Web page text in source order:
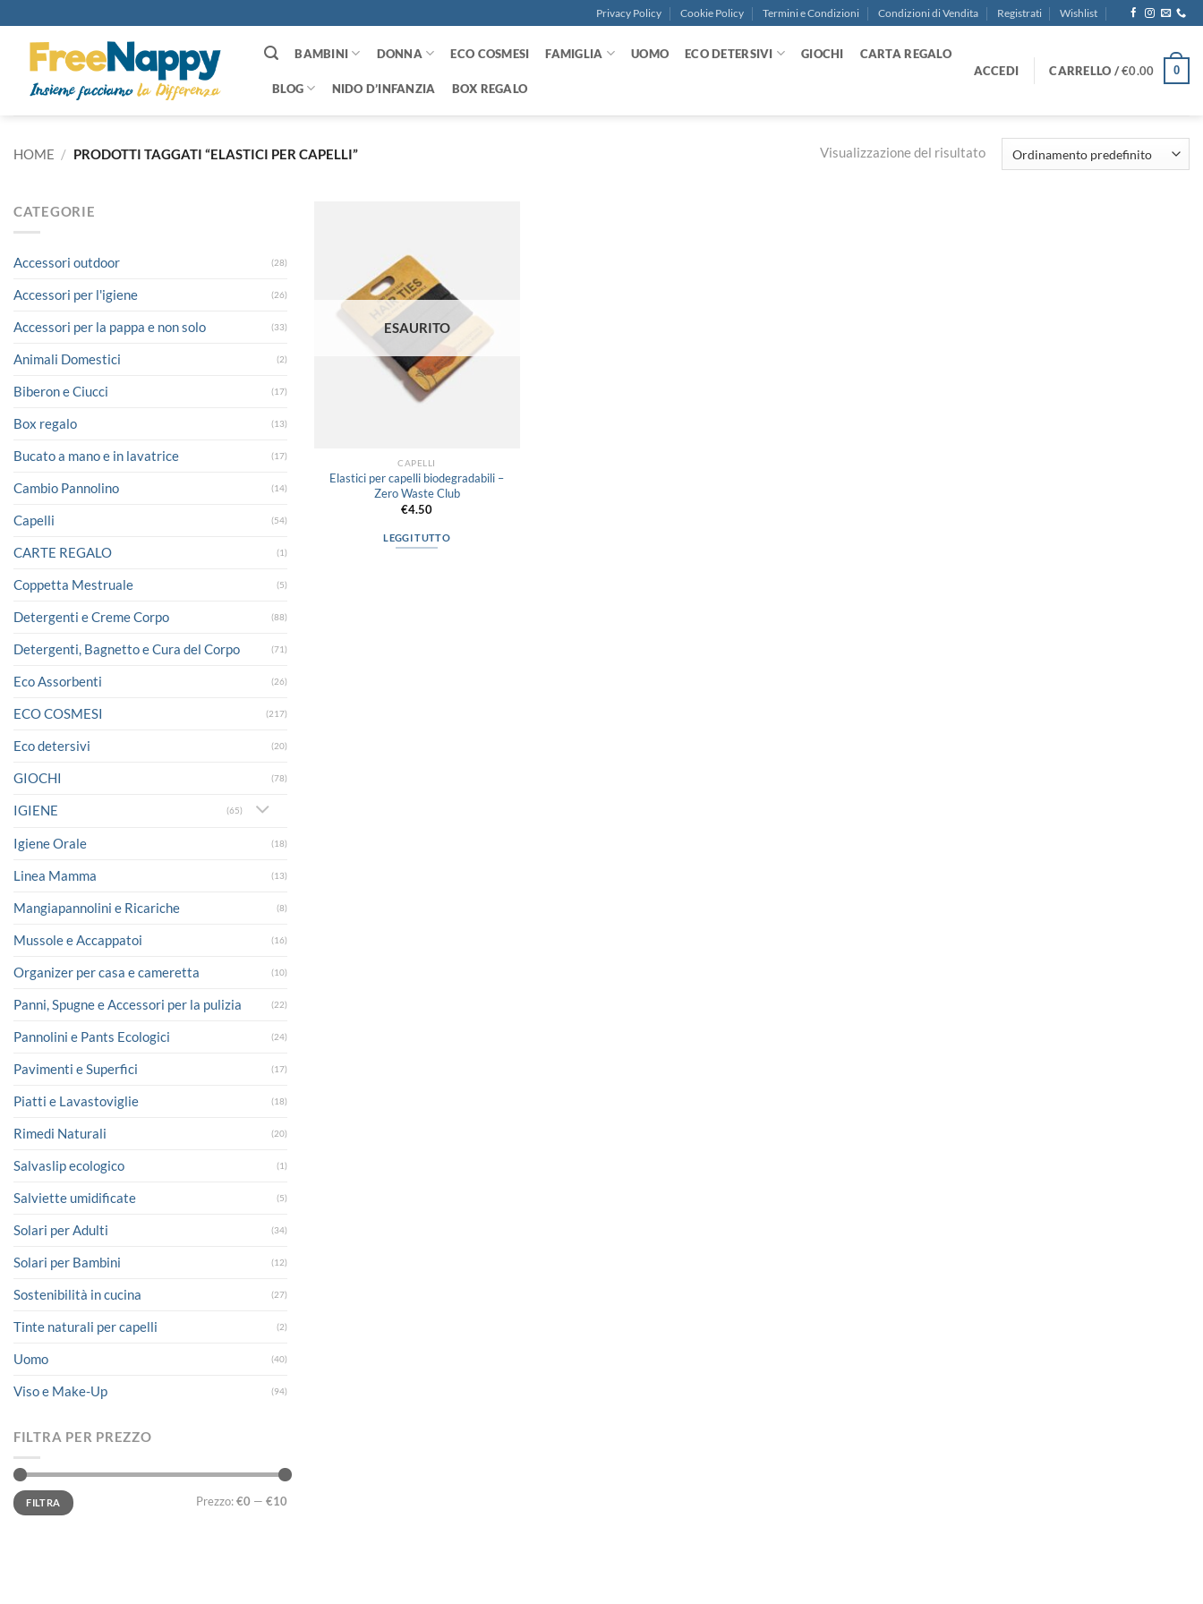
ai
contenuti
Privacy Policy Cookie Policy Termini e Condizioni Condizioni di Vendita Registrati Wishlist
BAMBINI DONNA ECO COSMESI FAMIGLIA UOMO ECO DETERSIVI GIOCHI CARTA REGALO
BLOG NIDO D’INFANZIA BOX REGALO
ACCEDI CARRELLO /€0.00 0
HOME / PRODOTTI TAGGATI “ELASTICI PER CAPELLI” Visualizzazione del risultato
CATEGORIE
Accessori outdoor (28)
Accessori per l'igiene (26)
Accessori per la pappa e non solo (33)
Animali Domestici (2)
Biberon e Ciucci (17)
Box regalo (13)
Bucato a mano e in lavatrice (17)
Cambio Pannolino (14)
Capelli (54)
CARTE REGALO (1)
Coppetta Mestruale (5)
Detergenti e Creme Corpo (88)
Detergenti, Bagnetto e Cura del Corpo (71)
Eco Assorbenti (26)
ECO COSMESI (217)
Eco detersivi (20)
GIOCHI (78)
IGIENE (65)
Igiene Orale (18)
Linea Mamma (13)
Mangiapannolini e Ricariche (8)
Mussole e Accappatoi (16)
Organizer per casa e cameretta (10)
Panni, Spugne e Accessori per la pulizia (22)
Pannolini e Pants Ecologici (24)
Pavimenti e Superfici (17)
Piatti e Lavastoviglie (18)
Rimedi Naturali (20)
Salvaslip ecologico (1)
Salviette umidificate (5)
Solari per Adulti (34)
Solari per Bambini (12)
Sostenibilità in cucina (27)
Tinte naturali per capelli (2)
Uomo (40)
Viso e Make-Up (94)
FILTRA PER PREZZO
Prezzo
Min
Prezzo
MaxFILTRA Prezzo:€0 — €10
ESAURITO
CAPELLI
Elastici per capelli biodegradabili –
Zero Waste Club
€4.50
LEGGI TUTTO